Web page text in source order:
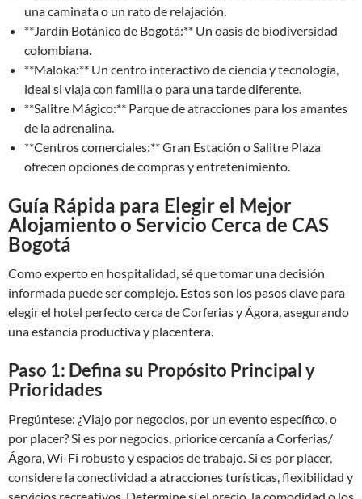
una caminata o un rato de relajación.
**Jardín Botánico de Bogotá:** Un oasis de biodiversidad
colombiana.
**Maloka:** Un centro interactivo de ciencia y tecnología,
ideal si viaja con familia o para una tarde diferente.
**Salitre Mágico:** Parque de atracciones para los amantes
de la adrenalina.
**Centros comerciales:** Gran Estación o Salitre Plaza
ofrecen opciones de compras y entretenimiento.
Guía Rápida para Elegir el Mejor
Alojamiento o Servicio Cerca de CAS
Bogotá
Como experto en hospitalidad, sé que tomar una decisión
informada puede ser complejo. Estos son los pasos clave para
elegir el hotel perfecto cerca de Corferias y Ágora, asegurando
una estancia productiva y placentera.
Paso 1: Defina su Propósito Principal y
Prioridades
Pregúntese: ¿Viajo por negocios, por un evento específico, o
por placer? Si es por negocios, priorice cercanía a Corferias/
Ágora, Wi-Fi robusto y espacios de trabajo. Si es por placer,
considere la conectividad a atracciones turísticas, flexibilidad y